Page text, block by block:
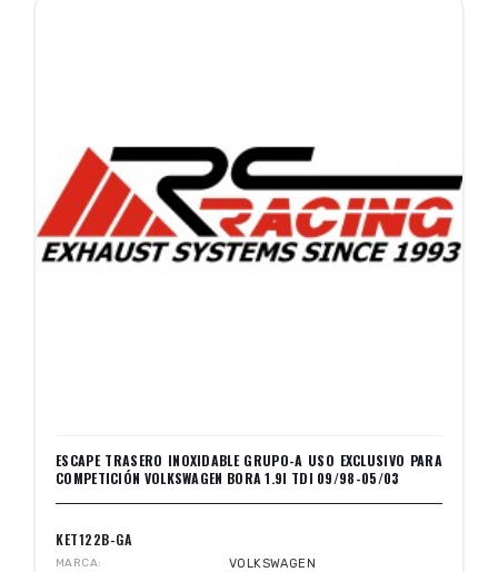
ESCAPE TRASERO INOXIDABLE GRUPO-A USO EXCLUSIVO PARA
COMPETICIÓN VOLKSWAGEN BORA 1.9I TDI 09/98-05/03
KET122B-GA
MARCA VOLKSWAGEN